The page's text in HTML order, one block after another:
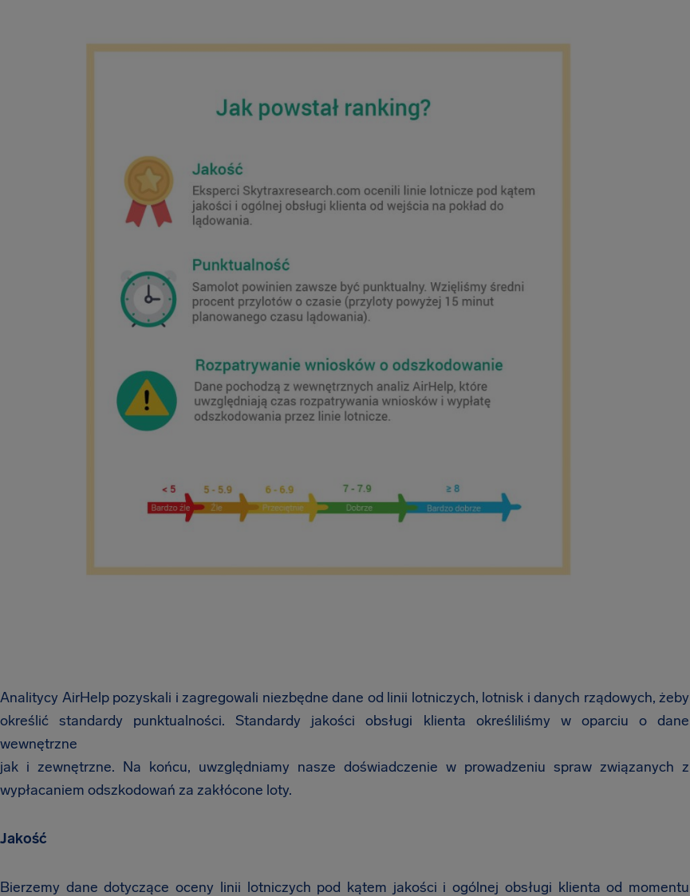
Analitycy AirHelp pozyskali i zagregowali niezbędne dane od linii lotniczych, lotnisk i danych rządowych, żeby
określić standardy punktualności. Standardy jakości obsługi klienta określiliśmy w oparciu o dane
wewnętrzne
jak i zewnętrzne. Na końcu, uwzględniamy nasze doświadczenie w prowadzeniu spraw związanych z
wypłacaniem odszkodowań za zakłócone loty.
Jakość
Bierzemy dane dotyczące oceny linii lotniczych pod kątem jakości i ogólnej obsługi klienta od momentu